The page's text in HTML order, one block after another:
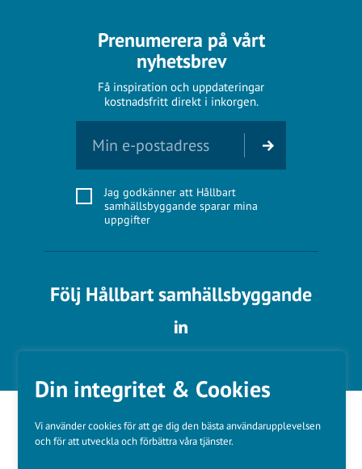
Din integritet & Cookies
Vi använder cookies för att ge dig den bästa användarupplevelsen
och för att utveckla och förbättra våra tjänster.
Prenumerera på vårt
nyhetsbrev
Få inspiration och uppdateringar
kostnadsfritt direkt i inkorgen.
Jag godkänner att Hållbart
samhällsbyggande sparar mina
uppgifter
Följ Hållbart samhällsbyggande